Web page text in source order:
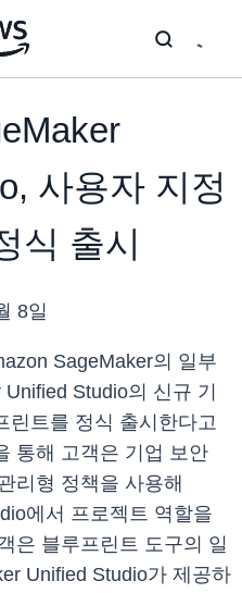
사용자 지정
식 출시
8일
SageMaker의 일부
Studio의 신규 기
린트를 정식 출시한다고
통해 고객은 기업 보안
리형 정책을 사용해
에서 프로젝트 역할을
은 블루프린트 도구의 일
Unified Studio가 제공하